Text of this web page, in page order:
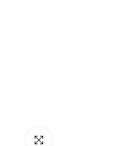
انقر للتكبير